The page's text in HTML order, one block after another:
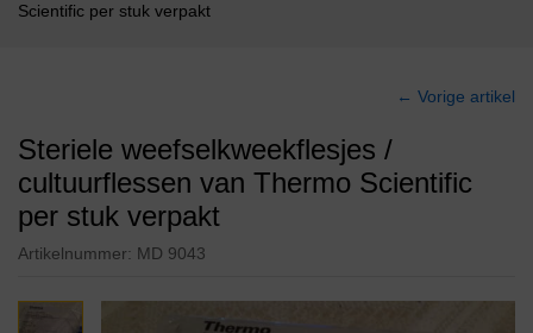
Scientific per stuk verpakt
← Vorige artikel
Steriele weefselkweekflesjes /
cultuurflessen van Thermo Scientific
per stuk verpakt
Artikelnummer: MD 9043